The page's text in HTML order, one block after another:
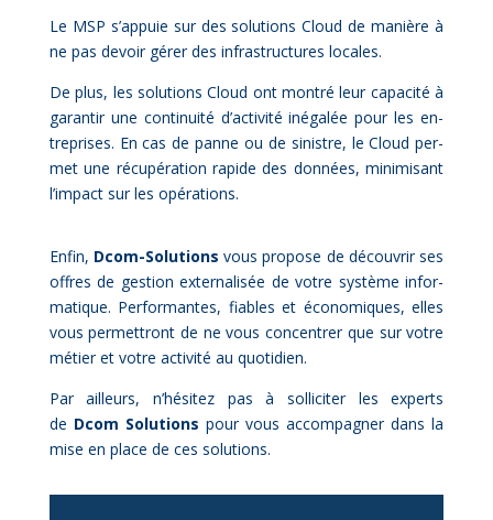
Le MSP s’appuie sur des so­lu­tions Cloud de ma­nière à
ne pas de­voir gé­rer des in­fra­struc­tures lo­cales.
De plus, les so­lu­tions Cloud ont mon­tré leur ca­pa­ci­té à
ga­ran­tir une conti­nui­té d’ac­ti­vi­té in­éga­lée pour les en­
tre­prises. En cas de panne ou de si­nistre, le Cloud per­
met une ré­cu­pé­ra­tion ra­pide des don­nées, mi­ni­mi­sant
l’im­pact sur les opé­ra­tions.
En­fin, Dcom-So­lu­tions vous pro­pose de dé­cou­vrir ses
offres de ges­tion ex­ter­na­li­sée de votre sys­tème in­for­
ma­tique. Per­for­mantes, fiables et éco­no­miques, elles
vous per­met­tront de ne vous concen­trer que sur votre
mé­tier et votre ac­ti­vi­té au quo­ti­dien.
Par ailleurs, n’hésitez pas à sol­li­ci­ter les ex­perts
de Dcom So­lu­tions pour vous accom­pa­gner dans la
mise en place de ces so­lu­tions.